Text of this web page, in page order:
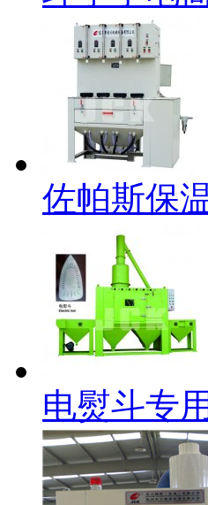
佐帕斯保
电熨斗专